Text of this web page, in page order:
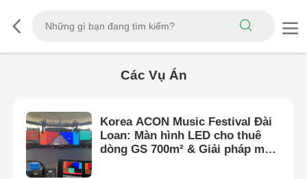
Các Vụ Án
Korea ACON Music Festival Đài
Loan: Màn hình LED cho thuê
dòng GS 700m² & Giải pháp màn